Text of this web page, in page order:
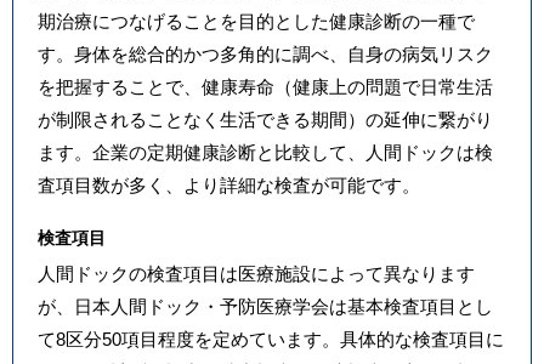
期治療につなげることを目的とした健康診断の一種で
す。身体を総合的かつ多角的に調べ、自身の病気リスク
を把握することで、健康寿命（健康上の問題で日常生活
が制限されることなく生活できる期間）の延伸に繋がり
ます。企業の定期健康診断と比較して、人間ドックは検
査項目数が多く、より詳細な検査が可能です。
検査項目
人間ドックの検査項目は医療施設によって異なります
が、日本人間ドック・予防医療学会は基本検査項目とし
て8区分50項目程度を定めています。具体的な検査項目に